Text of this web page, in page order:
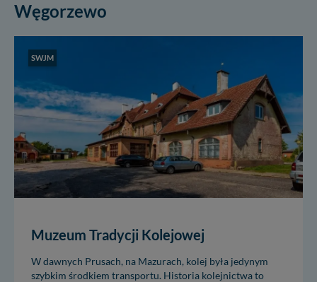
Węgorzewo
SWJM
Muzeum Tradycji Kolejowej
W dawnych Prusach, na Mazurach, kolej była jedynym
szybkim środkiem transportu. Historia kolejnictwa to